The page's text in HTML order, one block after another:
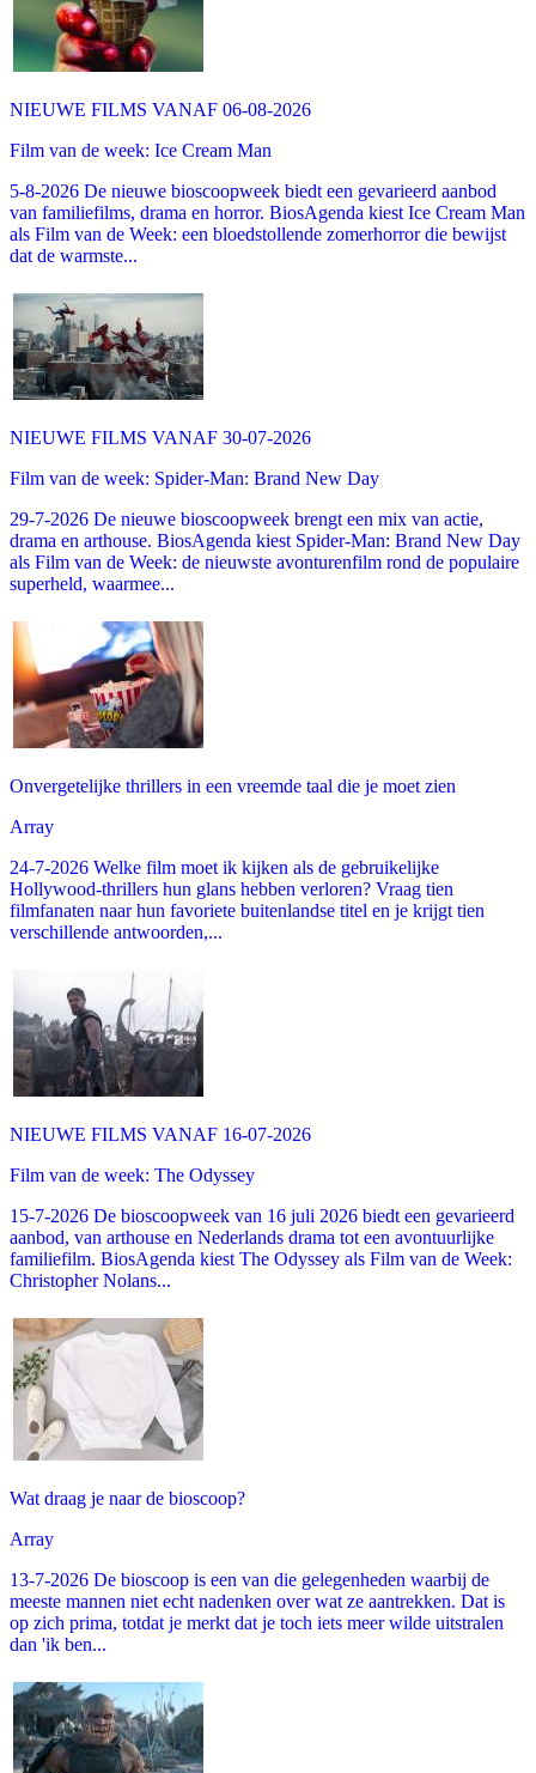
NIEUWE FILMS VANAF 06-08-2026
Film van de week: Ice Cream Man
5-8-2026 De nieuwe bioscoopweek biedt een gevarieerd aanbod
van familiefilms, drama en horror. BiosAgenda kiest Ice Cream Man
als Film van de Week: een bloedstollende zomerhorror die bewijst
dat de warmste...
NIEUWE FILMS VANAF 30-07-2026
Film van de week: Spider-Man: Brand New Day
29-7-2026 De nieuwe bioscoopweek brengt een mix van actie,
drama en arthouse. BiosAgenda kiest Spider-Man: Brand New Day
als Film van de Week: de nieuwste avonturenfilm rond de populaire
superheld, waarmee...
Onvergetelijke thrillers in een vreemde taal die je moet zien
Array
24-7-2026 Welke film moet ik kijken als de gebruikelijke
Hollywood-thrillers hun glans hebben verloren? Vraag tien
filmfanaten naar hun favoriete buitenlandse titel en je krijgt tien
verschillende antwoorden,...
NIEUWE FILMS VANAF 16-07-2026
Film van de week: The Odyssey
15-7-2026 De bioscoopweek van 16 juli 2026 biedt een gevarieerd
aanbod, van arthouse en Nederlands drama tot een avontuurlijke
familiefilm. BiosAgenda kiest The Odyssey als Film van de Week:
Christopher Nolans...
Wat draag je naar de bioscoop?
Array
13-7-2026 De bioscoop is een van die gelegenheden waarbij de
meeste mannen niet echt nadenken over wat ze aantrekken. Dat is
op zich prima, totdat je merkt dat je toch iets meer wilde uitstralen
dan 'ik ben...